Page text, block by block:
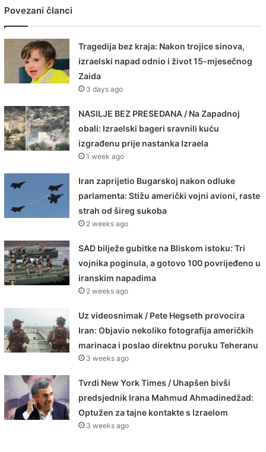
Povezani članci
Tragedija bez kraja: Nakon trojice sinova,
izraelski napad odnio i život 15-mjesečnog
Zaida
3 days ago
NASILJE BEZ PRESEDANA / Na Zapadnoj
obali: Izraelski bageri sravnili kuću
izgrađenu prije nastanka Izraela
1 week ago
Iran zaprijetio Bugarskoj nakon odluke
parlamenta: Stižu američki vojni avioni, raste
strah od šireg sukoba
2 weeks ago
SAD bilježe gubitke na Bliskom istoku: Tri
vojnika poginula, a gotovo 100 povrijeđeno u
iranskim napadima
2 weeks ago
Uz videosnimak / Pete Hegseth provocira
Iran: Objavio nekoliko fotografija američkih
marinaca i poslao direktnu poruku Teheranu
3 weeks ago
Tvrdi New York Times / Uhapšen bivši
predsjednik Irana Mahmud Ahmadinedžad:
Optužen za tajne kontakte s Izraelom
3 weeks ago